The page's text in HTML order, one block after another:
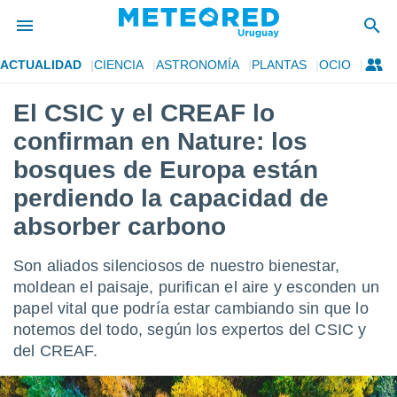
de
ha
por
para
la
que se
calidad.
las
y
forma
basada
ACTUALIDAD CIENCIA ASTRONOMÍA PLANTAS OCIO
El CSIC y el CREAF lo
confirman en Nature: los
bosques de Europa están
perdiendo la capacidad de
absorber carbono
Son aliados silenciosos de nuestro bienestar,
moldean el paisaje, purifican el aire y esconden un
papel vital que podría estar cambiando sin que lo
notemos del todo, según los expertos del CSIC y
del CREAF.